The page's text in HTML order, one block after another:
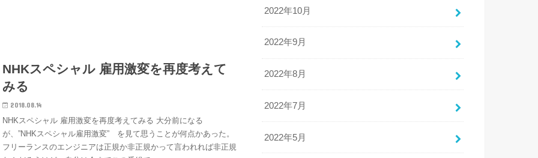
NHKスペシャル 雇用激変を再度考えて
みる
2018.08.14
NHKスペシャル 雇用激変を再度考えてみる 大分前になる
が、”NHKスペシャル雇用激変” を見て思うことが何点かあった。
フリーランスのエンジニアは正規か非正規かって言われれば非正規
2022年10月
2022年9月
2022年8月
2022年7月
2022年5月